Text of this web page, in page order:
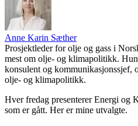
Anne Karin Sæther
Prosjektleder for olje og gass i
mest om olje- og klimapolitikk.
konsulent og kommunikasjonssjef,
olje- og klimapolitikk.
Hver fredag presenterer Energi og
som er gått. Her er mine utvalgte.